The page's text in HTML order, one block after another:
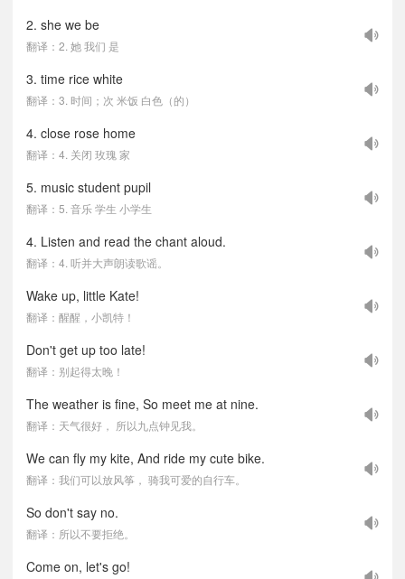
2. she we be
翻译：2. 她 我们 是
3. time rice white
翻译：3. 时间；次 米饭 白色（的）
4. close rose home
翻译：4. 关闭 玫瑰 家
5. music student pupil
翻译：5. 音乐 学生 小学生
4. Listen and read the chant aloud.
翻译：4. 听并大声朗读歌谣。
Wake up, little Kate!
翻译：醒醒，小凯特！
Don't get up too late!
翻译：别起得太晚！
The weather is fine, So meet me at nine.
翻译：天气很好， 所以九点钟见我。
We can fly my kite, And ride my cute bike.
翻译：我们可以放风筝， 骑我可爱的自行车。
So don't say no.
翻译：所以不要拒绝。
Come on, let's go!